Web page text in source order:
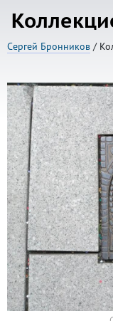
Сергей Бронников /